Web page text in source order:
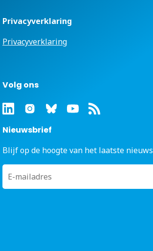
Privacyverklaring
Privacyverklaring
Volg ons
Nieuwsbrief
Blijf op de hoogte van het laatste nieuws